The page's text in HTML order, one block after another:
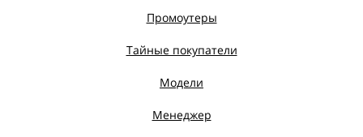
Промоутеры
Тайные покупатели
Модели
Менеджер